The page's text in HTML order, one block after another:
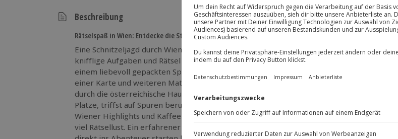
Beschreibung
Rätselspaß in Wien: Entdecke die Stadt spielerisch!
Eine Schnitzeljagd durch Wien wird dann besonders spannend, wenn
knifflige Aufgaben und Rätsel dich auf versteckten Pfaden führen. Mit
einem liebevoll gepackten Spielbeutel voller verschlossener Umschläge,
einer Karte und weiteren Materialien bist du mittendrin in der Rätselrallye
durch die österreichische Hauptstadt. Dabei erkundest du geheimnisvolle
Plätze, triffst auf Spuren berühmter Persönlichkeiten und lernst die
Wiener Highlights und Kaffeehauskultur kennen – alles spielerisch und mit
viel Rätsellust. Ein erfahrener Instruktor bereitet den Start vor, damit du